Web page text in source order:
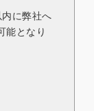
に弊社へ
能となり